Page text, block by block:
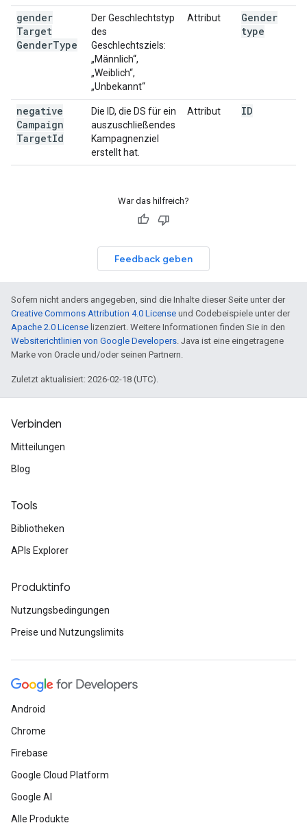
gender
Target
GenderType
Der Geschlechtstyp
des
Geschlechtsziels:
„Männlich“,
„Weiblich“,
„Unbekannt“
Attribut
Gender
type
negative
Campaign
TargetId
Die ID, die DS für ein
auszuschließendes
Kampagnenziel
erstellt hat.
Attribut ID
War das hilfreich?
Feedback geben
Sofern nicht anders angegeben, sind die Inhalte dieser Seite unter der
Creative Commons Attribution 4.0 License und Codebeispiele unter der
Apache 2.0 License lizenziert. Weitere Informationen finden Sie in den
Websiterichtlinien von Google Developers. Java ist eine eingetragene
Marke von Oracle und/oder seinen Partnern.
Zuletzt aktualisiert: 2026-02-18 (UTC).
Verbinden
Mitteilungen
Blog
Tools
Bibliotheken
APIs Explorer
Produktinfo
Nutzungsbedingungen
Preise und Nutzungslimits
Android
Chrome
Firebase
Google Cloud Platform
Google AI
Alle Produkte